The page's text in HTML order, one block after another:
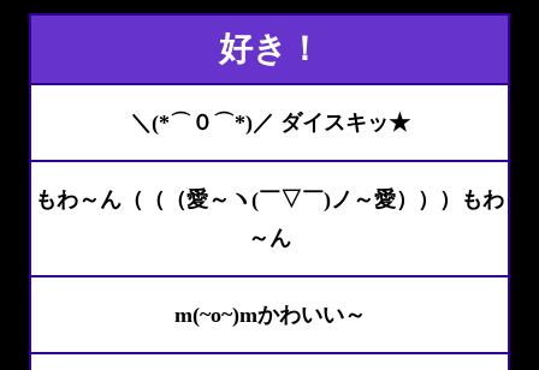
好き！
＼(*⌒０⌒*)／ ダイスキッ★
もわ～ん（（（愛～ヽ(￣▽￣)ノ～愛）））もわ
～ん
m(~o~)mかわいい～